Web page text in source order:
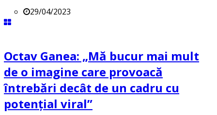
29/04/2023
Octav Ganea: „Mă bucur mai mult
de o imagine care provoacă
întrebări decât de un cadru cu
potenţial viral”